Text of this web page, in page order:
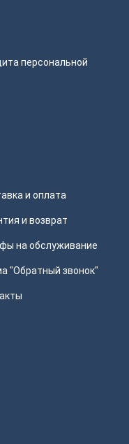
персональной
и оплата
и возврат
на обслуживание
"Обратный звонок"